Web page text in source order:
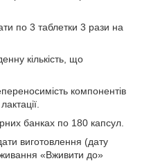
по 3 таблетки 3 рази на
кількість, що
компонентів
банках по 180 капсул.
виготовлення (дату
«Вживити до»